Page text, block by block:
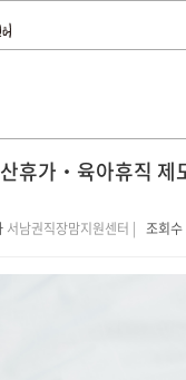
휴가‧육아휴직 제
서남권직장맘지원센터 | 조회수